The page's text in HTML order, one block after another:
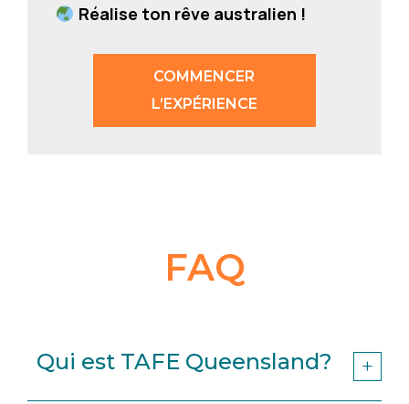
Réalise ton rêve australien !
COMMENCER
L’EXPÉRIENCE
FAQ
Qui est TAFE Queensland?